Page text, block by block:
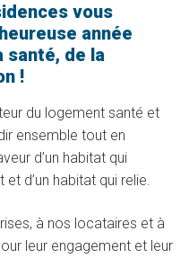
vous
année
santé, de la
!
du logement santé et
ensemble tout en
d’un habitat qui
d’un habitat qui relie.
à nos locataires et à
leur engagement et leur